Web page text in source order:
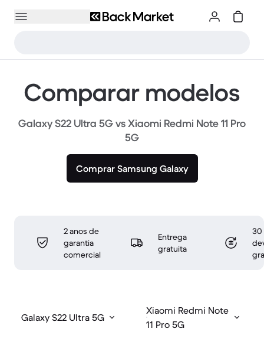
Comparar modelos
Galaxy S22 Ultra 5G vs Xiaomi Redmi Note 11 Pro
5G
Comprar Samsung Galaxy
2 anos de
garantia
comercial
Entrega
gratuita
30
Galaxy S22 Ultra 5G
Xiaomi Redmi Note
11 Pro 5G